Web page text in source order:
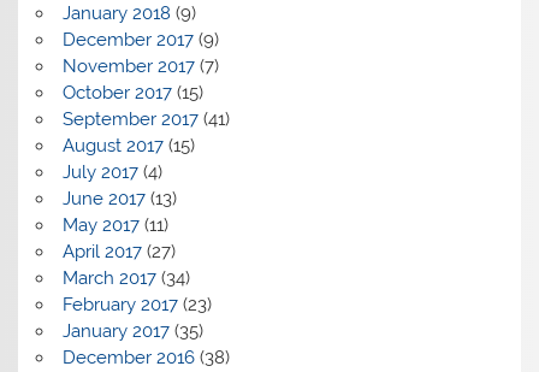
January 2018 (9)
December 2017(9)
November 2017(7)
October 2017(15)
September 2017(41)
August 2017(15)
July 2017(4)
June 2017(13)
May 2017(11)
April 2017(27)
March 2017(34)
February 2017(23)
January 2017(35)
December 2016(38)